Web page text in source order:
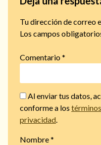
Tu dirección de correo
Los campos
Comentario*
Al enviar tus datos,
conforme a los
privacidad.
Nombre*